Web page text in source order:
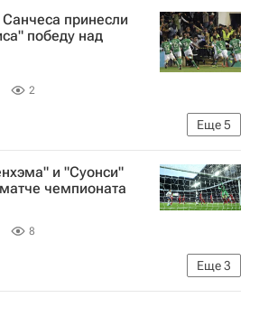
принесли
победу над
2
Еще5
футболу
Бетис
Федерико Картабия
и "Суонси"
чемпионата
8
Еще3
Англии по футболу)